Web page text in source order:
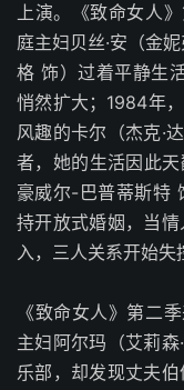
上演。《致命女人
庭主妇贝丝·安（金
格 饰）过着平静生
悄然扩大；1984年
风趣的卡尔（杰克·
者，她的生活因此
豪威尔-巴普蒂斯特
持开放式婚姻，当
入，三人关系开始失
《致命女人》第二
主妇阿尔玛（艾莉
乐部，却发现丈夫伯